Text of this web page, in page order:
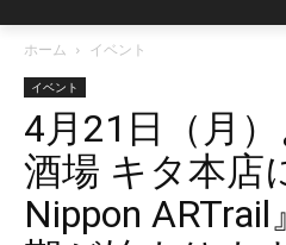
ホーム イベント
イベント
4月21日（月
酒場 キタ本店
Nippon